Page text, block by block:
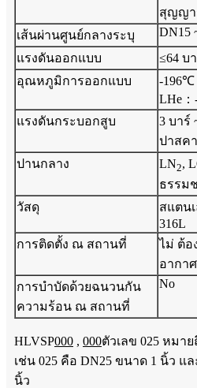
สุญญา
เส้นผ่านศูนย์กลางระบุ
DN15
แรงดันออกแบบ
≤64 บ
อุณหภูมิการออกแบบ
-196℃
LHe
แรงดันกระบอกสูบ
3 บาร์
ปาสค
ปานกลาง
LN2,
ธรรม
วัสดุ
สแตนเ
316L
การติดตั้ง ณ สถานที่
ไม่ ต้อ
อากาศ
การบำบัดด้วยฉนวนกัน
ความร้อน ณ สถานที่
No
HLVSP000 , 000ตัวเลข 025 หมา
เช่น 025 คือ DN25 ขนาด 1 นิ้ว แ
นิ้ว